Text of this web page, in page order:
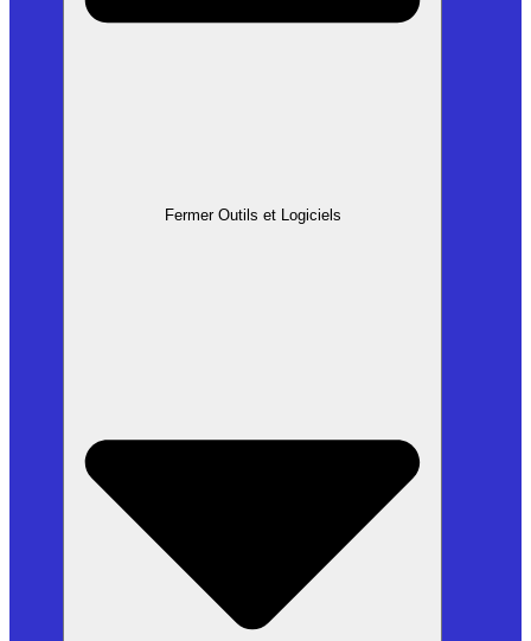
Fermer Outils et Logiciels